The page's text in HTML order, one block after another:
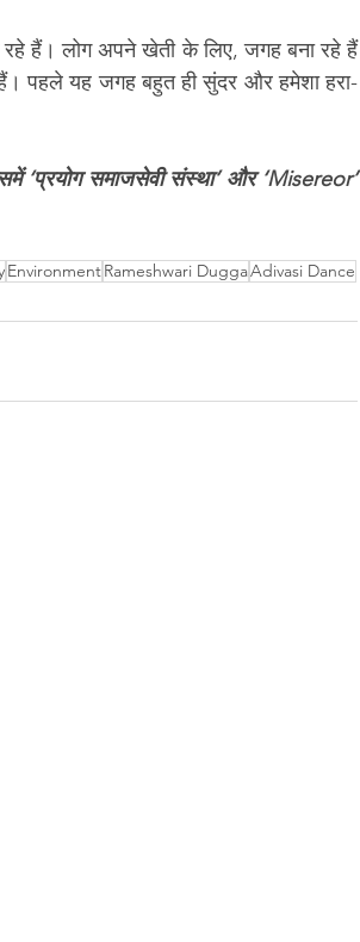
हैं। लोग अपने खेती के लिए, जगह बना रहे हैं
पहले यह जगह बहुत ही सुंदर और हमेशा हरा-
‘प्रयोग समाजसेवी संस्था’ और ‘Misereor’
EnvironmentRameshwari DuggaAdivasi Dance